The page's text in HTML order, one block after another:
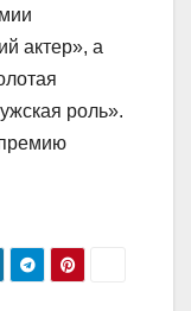
актер», а
роль».